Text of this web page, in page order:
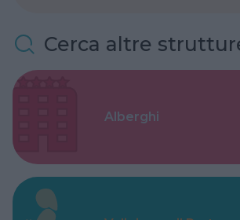
Cerca altre
Alberghi